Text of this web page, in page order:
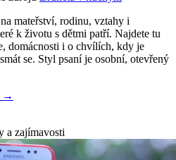
mateřství, rodinu, vztahy i
k životu s dětmi patří. Najdete tu
domácnosti i o chvílích, kdy je
se. Styl psaní je osobní, otevřený
→
a zajímavosti